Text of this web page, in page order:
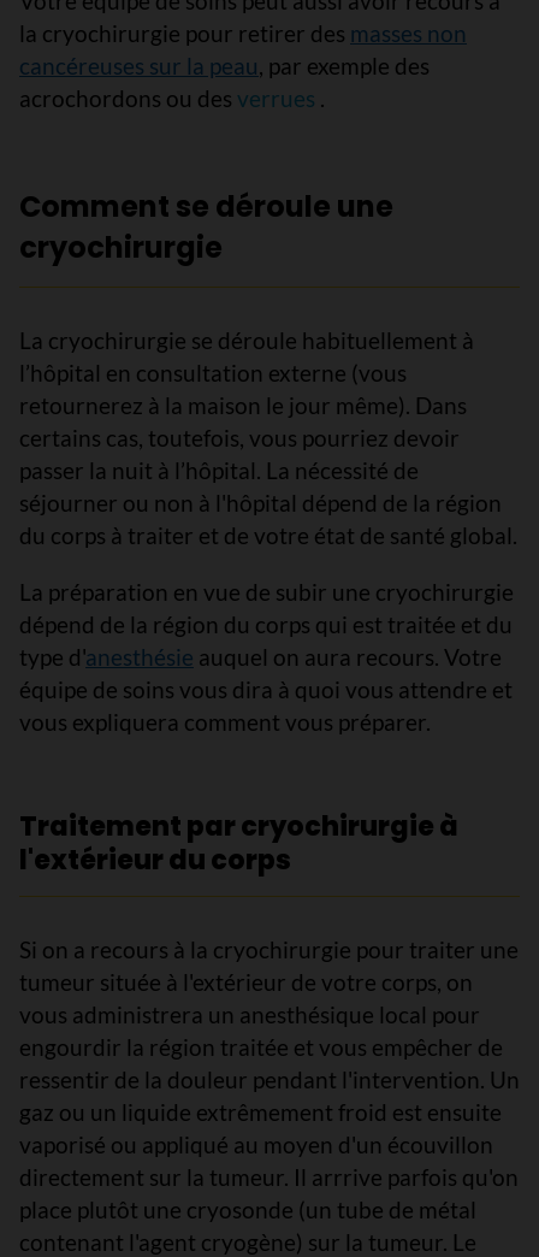
la cryochirurgie pour retirer des masses non
cancéreuses sur la peau, par exemple des
acrochordons ou des verrues .
Comment se déroule une
cryochirurgie
La cryochirurgie se déroule habituellement à
l’hôpital en consultation externe (vous
retournerez à la maison le jour même). Dans
certains cas, toutefois, vous pourriez devoir
passer la nuit à l’hôpital. La nécessité de
séjourner ou non à l'hôpital dépend de la région
du corps à traiter et de votre état de santé global.
La préparation en vue de subir une cryochirurgie
dépend de la région du corps qui est traitée et du
type d'anesthésie auquel on aura recours. Votre
équipe de soins vous dira à quoi vous attendre et
vous expliquera comment vous préparer.
Traitement par cryochirurgie à
l'extérieur du corps
Si on a recours à la cryochirurgie pour traiter une
tumeur située à l'extérieur de votre corps, on
vous administrera un anesthésique local pour
engourdir la région traitée et vous empêcher de
ressentir de la douleur pendant l'intervention. Un
gaz ou un liquide extrêmement froid est ensuite
vaporisé ou appliqué au moyen d'un écouvillon
directement sur la tumeur. Il arrrive parfois qu'on
place plutôt une cryosonde (un tube de métal
contenant l'agent cryogène) sur la tumeur. Le